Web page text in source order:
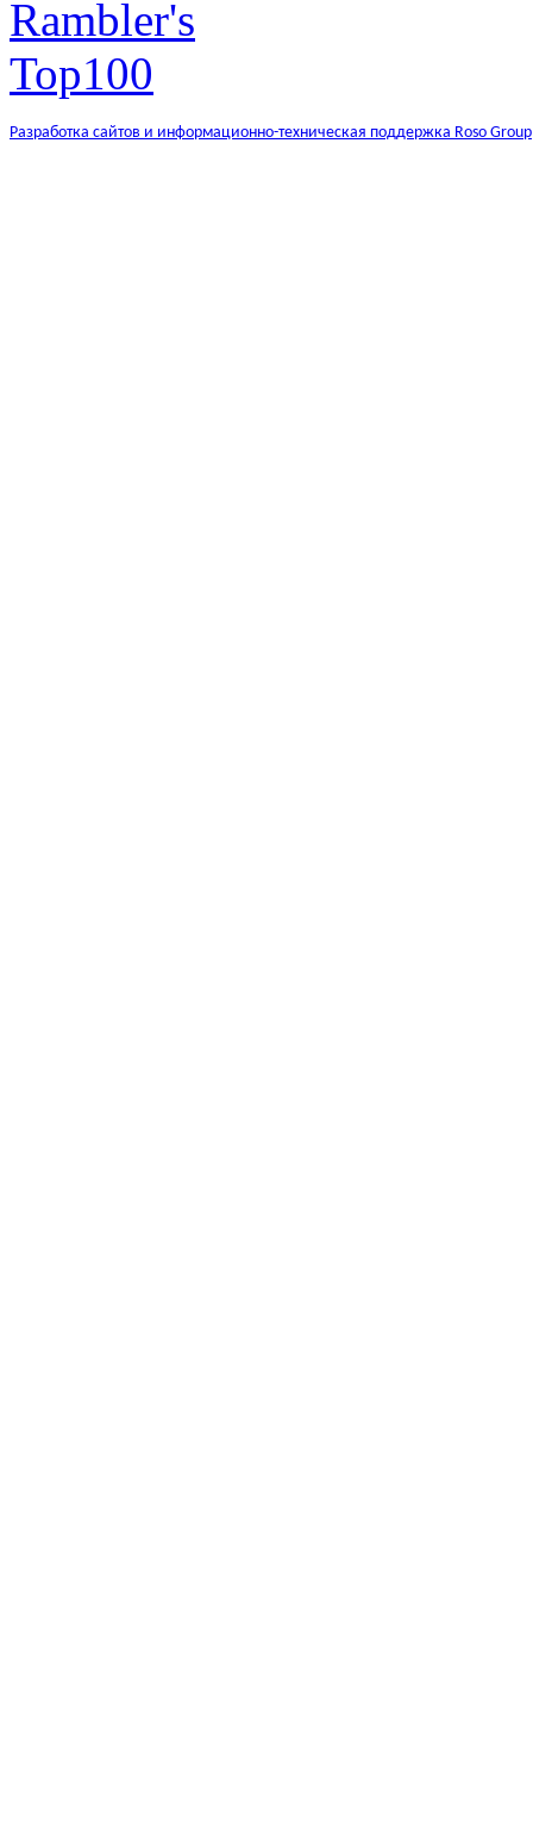
Разработка сайтов и информационно-техническая поддержка Roso Group